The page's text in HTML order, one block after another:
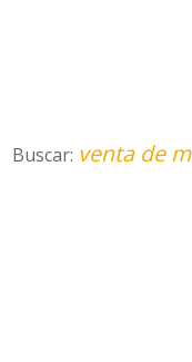
Buscar: venta de